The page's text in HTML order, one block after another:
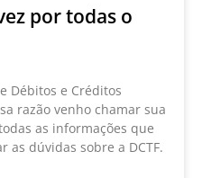
por todas o
Débitos e Créditos
razão venho chamar sua
as informações que
as dúvidas sobre a DCTF.